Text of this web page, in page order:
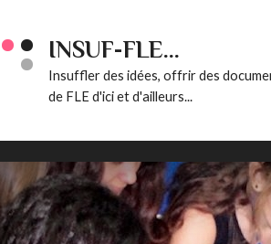
INSUF-FLE...
Insuffler des idées, offrir des
de FLE d'ici et d'ailleurs...